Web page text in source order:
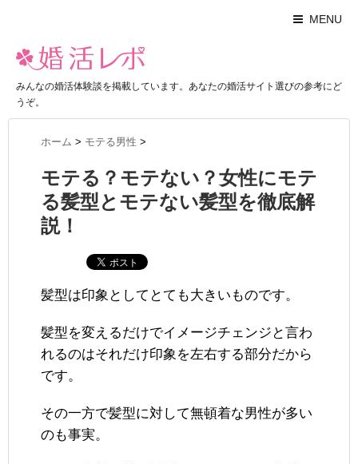
MENU
みんなの婚活体験談を掲載しています。あなたの婚活サイト選びの参考にど
うぞ。
ホーム > モテる男性 >
モテる？モテない？女性にモテ
る髪型とモテない髪型を徹底解
説！
髪型は印象としてとても大きいものです。
髪型を変えるだけでイメージチェンジと言わ
れるのはそれだけ印象を左右する部分だから
です。
その一方で髪型に対して無頓着な男性が多い
のも事実。